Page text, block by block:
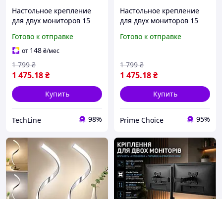
Настольное крепление
для двух мониторов 15
мониторов с
регулировкой высоты,
наклона и поворота,
черная
Готово к отправке
от 148₴/мес
1 475.18₴
1 799 ₴
Купить
TechLine 98%
Настольное крепление
для двух мониторов 15
мониторов с
наклона и поворота,
черная
Готово к отправке
1 475.18₴
1 799 ₴
Купить
Prime Choice 95%